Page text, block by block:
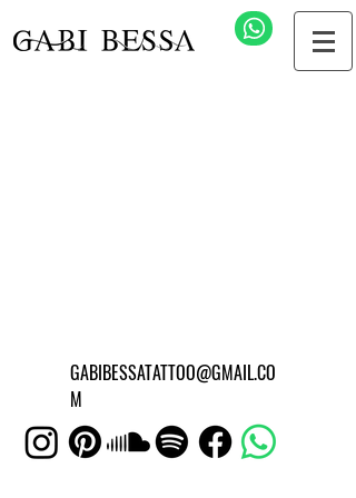
GABIBESSATATTOO@GMAIL.CO
M